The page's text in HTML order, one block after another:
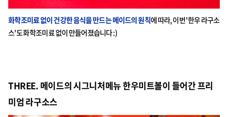
화학조미료 없이 건강한 음식을 만드는 메이드의 원칙에 따라, 이번 '한우 라구소
스'도 화학조미료 없이 만들어졌습니다 :)
THREE. 메이드의 시그니처메뉴 한우미트볼이 들어간 프리
미엄 라구소스